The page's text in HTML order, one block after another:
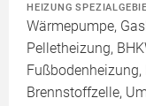
HEIZUNG
Wärmepumpe,
Pelletheizung,
Brennstoffzelle,